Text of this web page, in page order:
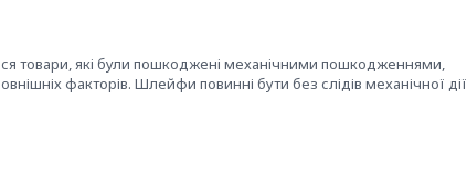
товари, які були пошкоджені механічними пошкодженнями,
факторів. Шлейфи повинні бути без слідів механічної дії